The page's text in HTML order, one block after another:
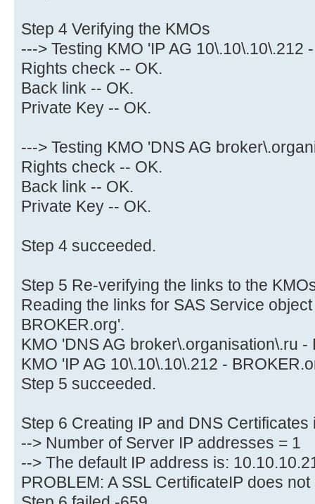
Step 4 Verifying the KMOs
---> Testing KMO 'IP AG 10\.10\.10\.212
Rights check -- OK.
Back link -- OK.
Private Key -- OK.
---> Testing KMO 'DNS AG
Rights check -- OK.
Back link -- OK.
Private Key -- OK.
Step 4 succeeded.
Step 5 Re-verifying the links to the
Reading the links for SAS Service
BROKER.org'.
KMO 'DNS AG broker\.organisation\.ru
KMO 'IP AG 10\.10\.10\.212 -
Step 5 succeeded.
Step 6 Creating IP and DNS Certificates
--> Number of Server IP addresses = 1
--> The default IP address is:
PROBLEM: A SSL CertificateIP does not